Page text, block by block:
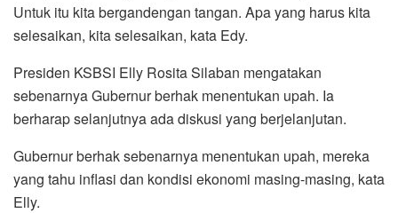
Untuk itu kita bergandengan tangan. Apa yang harus kita
selesaikan, kita selesaikan, kata Edy.
Presiden KSBSI Elly Rosita Silaban mengatakan
sebenarnya Gubernur berhak menentukan upah. Ia
berharap selanjutnya ada diskusi yang berjelanjutan.
Gubernur berhak sebenarnya menentukan upah, mereka
yang tahu inflasi dan kondisi ekonomi masing-masing, kata
Elly.